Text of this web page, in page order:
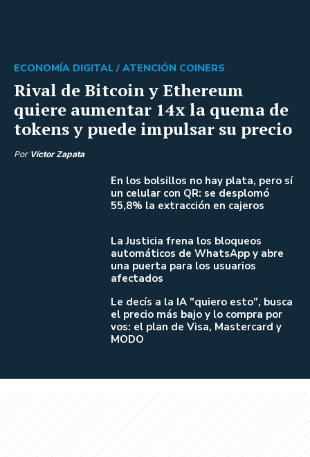
Rival de Bitcoin y Ethereum
quiere aumentar 14x la quema de
tokens y puede impulsar su precio
ECONOMÍA DIGITAL / ATENCIÓN COINERS
Por Víctor Zapata
En los bolsillos no hay plata, pero sí
un celular con QR: se desplomó
55,8% la extracción en cajeros
La Justicia frena los bloqueos
automáticos de WhatsApp y abre
una puerta para los usuarios
afectados
Le decís a la IA "quiero esto", busca
el precio más bajo y lo compra por
vos: el plan de Visa, Mastercard y
MODO